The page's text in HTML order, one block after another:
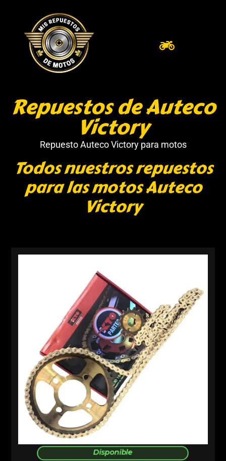
Repuestos de Auteco
Victory
Repuesto Auteco Victory para motos
Todos nuestros repuestos
para las motos Auteco
Victory
Disponible